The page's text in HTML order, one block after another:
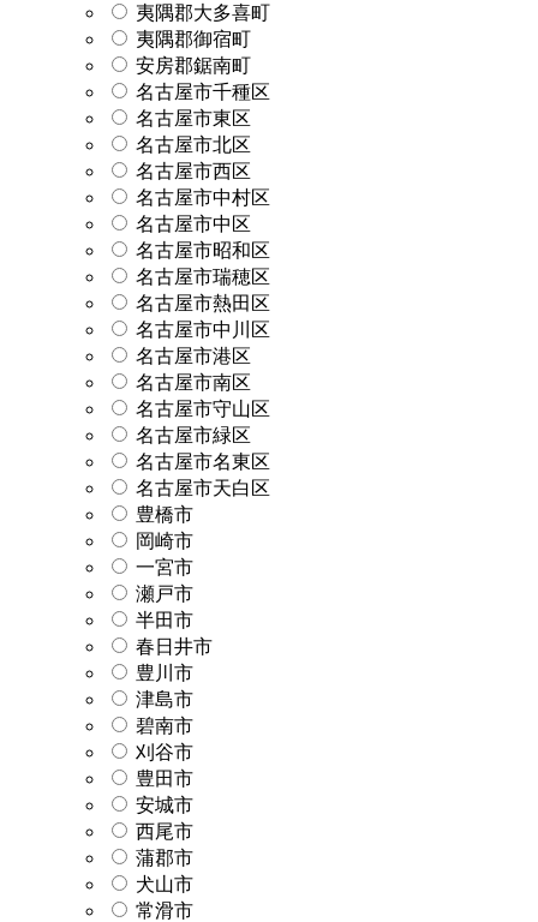
夷隅郡大多喜町
夷隅郡御宿町
安房郡鋸南町
名古屋市千種区
名古屋市東区
名古屋市北区
名古屋市西区
名古屋市中村区
名古屋市中区
名古屋市昭和区
名古屋市瑞穂区
名古屋市熱田区
名古屋市中川区
名古屋市港区
名古屋市南区
名古屋市守山区
名古屋市緑区
名古屋市名東区
名古屋市天白区
豊橋市
岡崎市
一宮市
瀬戸市
半田市
春日井市
豊川市
津島市
碧南市
刈谷市
豊田市
安城市
西尾市
蒲郡市
犬山市
常滑市